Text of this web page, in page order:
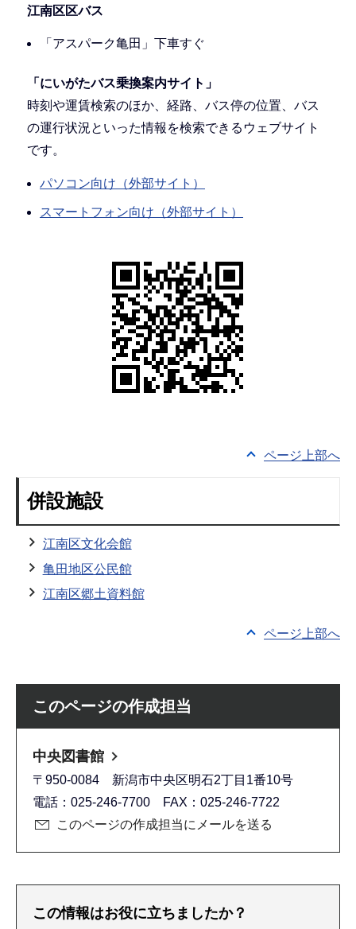
江南区区バス
「アスパーク亀田」下車すぐ
「にいがたバス乗換案内サイト」
時刻や運賃検索のほか、経路、バス停の位置、バス
の運行状況といった情報を検索できるウェブサイト
です。
パソコン向け（外部サイト）
スマートフォン向け（外部サイト）
ページ上部へ
併設施設
江南区文化会館
亀田地区公民館
江南区郷土資料館
ページ上部へ
このページの作成担当
中央図書館
〒950-0084 新潟市中央区明石2丁目1番10号
電話：025-246-7700 FAX：025-246-7722
このページの作成担当にメールを送る
この情報はお役に立ちましたか？